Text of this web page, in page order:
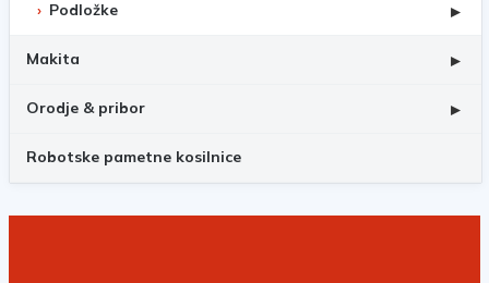
Podložke ▸
Makita ▸
Orodje & pribor ▸
Robotske pametne kosilnice